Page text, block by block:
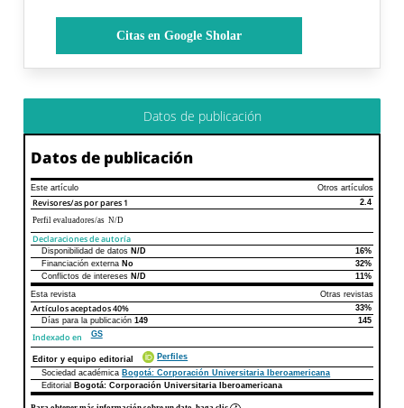
Citas en Google Sholar
Datos de publicación
Datos de publicación
Este artículo Otros artículos
Revisores/as por pares 1
2.4
Perfil evaluadores/as N/D
Declaraciones de autoría
Declaraciones de autoríaEste artículo
Disponibilidad de datos N/D
16%
Financiación externa No
32%
Conflictos de intereses N/D
11%
Esta revista
Otras revistas
Artículos aceptados40%
33%
Días para la publicación149 145
Indexado en GS
Editor y equipo editorial
Perfiles
Sociedad académica Bogotá: Corporación Universitaria Iberoamericana
Editorial
Bogotá: Corporación Universitaria Iberoamericana